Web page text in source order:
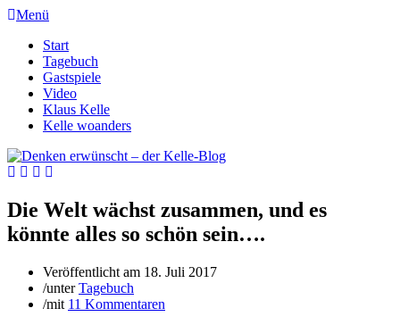
Menü
Start
Tagebuch
Gastspiele
Video
Klaus Kelle
Kelle woanders
Die Welt wächst zusammen, und es
könnte alles so schön sein….
Veröffentlicht am 18. Juli 2017
/unterTagebuch
/mit 11 Kommentaren